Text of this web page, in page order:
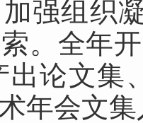
强组织
。全年
出论文集
年会文